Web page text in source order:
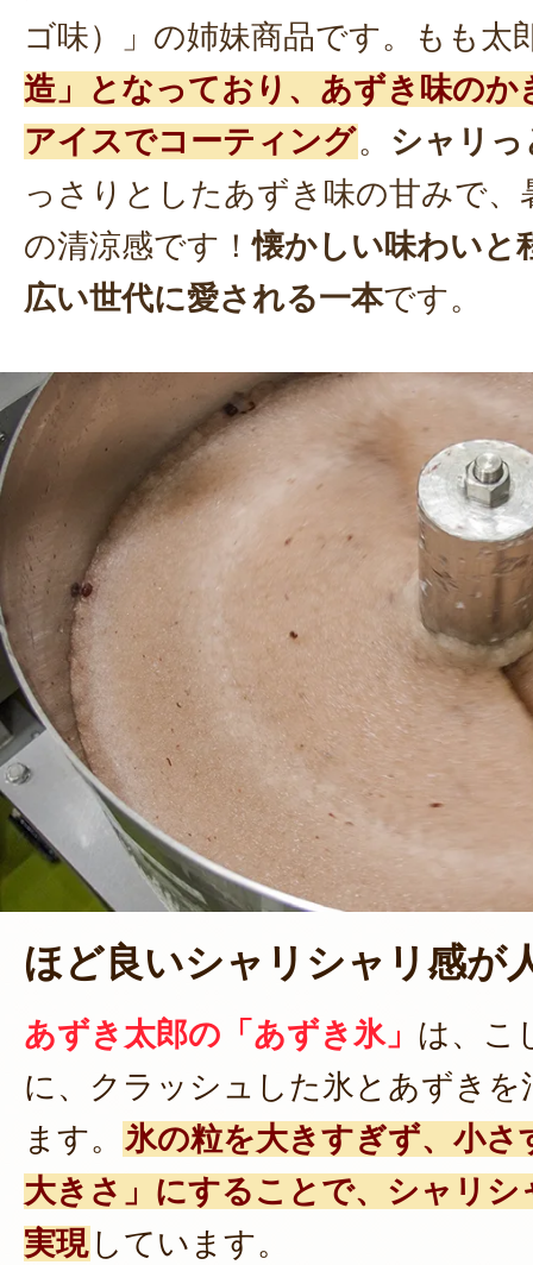
ゴ味）」の姉妹商品です。もも太
造」となっており、あずき味のか
アイスでコーティング。 シャリっ
っさりとしたあずき味の甘みで
の清涼感です！懐かしい味わいと
広い世代に愛される一本です。
ほど良いシャリシャリ感が
あずき太郎の「あずき氷」 は、こ
に、クラッシュした氷とあずきを
ます。 氷の粒を大きすぎず、小さ
大きさ」にすることで、シャリシ
実現 しています。